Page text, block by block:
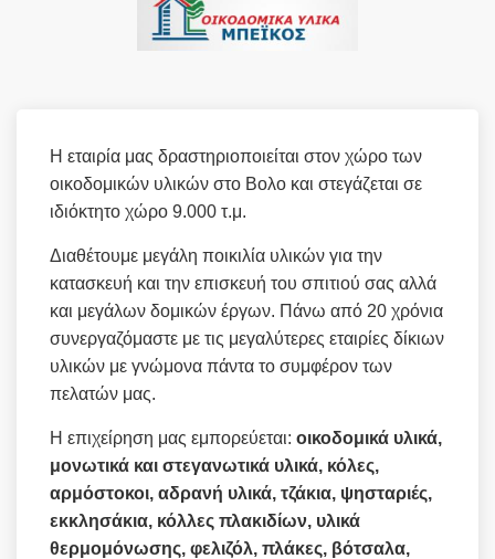
Η εταιρία μας δραστηριοποιείται στον χώρο των
οικοδομικών υλικών στο Βολο και στεγάζεται σε
ιδιόκτητο χώρο 9.000 τ.μ.
Διαθέτουμε μεγάλη ποικιλία υλικών για την
κατασκευή και την επισκευή του σπιτιού σας αλλά
και μεγάλων δομικών έργων. Πάνω από 20 χρόνια
συνεργαζόμαστε με τις μεγαλύτερες εταιρίες δίκιων
υλικών με γνώμονα πάντα το συμφέρον των
πελατών μας.
Η επιχείρηση μας εμπορεύεται: οικοδομικά υλικά,
μονωτικά και στεγανωτικά υλικά, κόλες,
αρμόστοκοι, αδρανή υλικά, τζάκια, ψησταριές,
εκκλησάκια, κόλλες πλακιδίων, υλικά
θερμομόνωσης, φελιζόλ, πλάκες, βότσαλα,